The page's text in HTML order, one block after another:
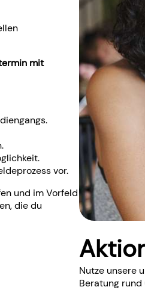
mit
vor.
und im Vorfeld
die du
Nutze unsere
Beratung rund